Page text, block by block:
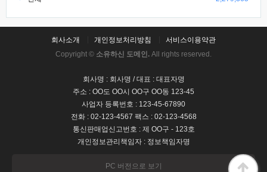
회사소개 개인정보처리방침
서비스이용약관
Copyright © 소유하신 도메인. All rights reserved.
회사명 : 회사명 / 대표 : 대표자명
주소 : OO도 OO시 OO구 OO동 123-45
사업자 등록번호 : 123-45-67890
전화 : 02-123-4567 팩스 : 02-123-4568
통신판매업신고번호 : 제 OO구 - 123호
개인정보관리책임자 : 정보책임자명
PC 버전으로 보기